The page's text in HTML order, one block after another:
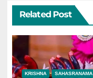
Related Post
KRISHNA SAHASRANAMA